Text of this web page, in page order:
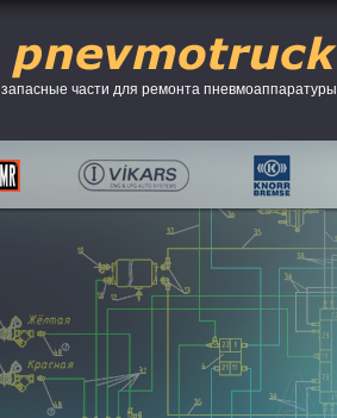
запасные части для ремонта пневмоаппаратуры